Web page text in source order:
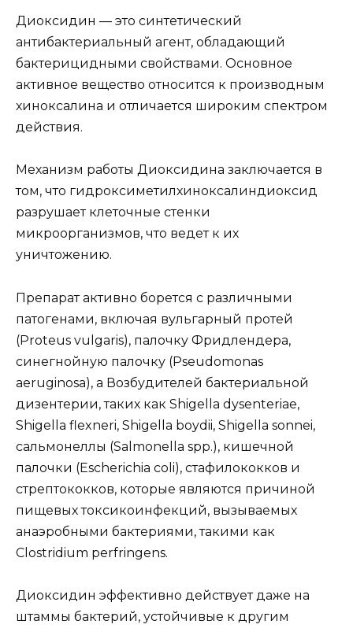
Диоксидин — это синтетический
антибактериальный агент, обладающий
бактерицидными свойствами. Основное
активное вещество относится к производным
хиноксалина и отличается широким спектром
действия.
Механизм работы Диоксидина заключается в
том, что гидроксиметилхиноксалиндиоксид
разрушает клеточные стенки
микроорганизмов, что ведет к их
уничтожению.
Препарат активно борется с различными
патогенами, включая вульгарный протей
(Proteus vulgaris), палочку Фридлендера,
синегнойную палочку (Pseudomonas
aeruginosa), а Возбудителей бактериальной
дизентерии, таких как Shigella dysenteriae,
Shigella flexneri, Shigella boydii, Shigella sonnei,
сальмонеллы (Salmonella spp.), кишечной
палочки (Escherichia coli), стафилококков и
стрептококков, которые являются причиной
пищевых токсикоинфекций, вызываемых
анаэробными бактериями, такими как
Clostridium perfringens.
Диоксидин эффективно действует даже на
штаммы бактерий, устойчивые к другим